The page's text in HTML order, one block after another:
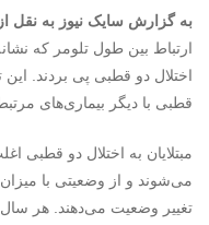
به گزارش سایک نیوز به نقل از
ارتباط بین طول تلومر که
اختلال دو قطبی پی بردند.
قطبی با دیگر بیماری‌های
مبتلایان به اختلال دو قطبی
می‌شوند و از وضعیتی با